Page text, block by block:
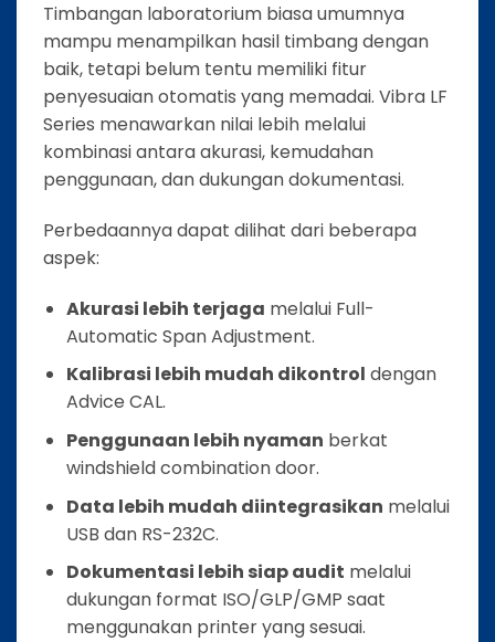
Timbangan laboratorium biasa umumnya
mampu menampilkan hasil timbang dengan
baik, tetapi belum tentu memiliki fitur
penyesuaian otomatis yang memadai. Vibra LF
Series menawarkan nilai lebih melalui
kombinasi antara akurasi, kemudahan
penggunaan, dan dukungan dokumentasi.
Perbedaannya dapat dilihat dari beberapa
aspek:
Akurasi lebih terjaga melalui Full-
Automatic Span Adjustment.
Kalibrasi lebih mudah dikontrol dengan
Advice CAL.
Penggunaan lebih nyaman berkat
windshield combination door.
Data lebih mudah diintegrasikan melalui
USB dan RS-232C.
Dokumentasi lebih siap audit melalui
dukungan format ISO/GLP/GMP saat
menggunakan printer yang sesuai.